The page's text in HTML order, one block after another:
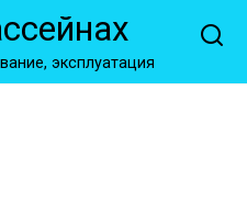
эксплуатация